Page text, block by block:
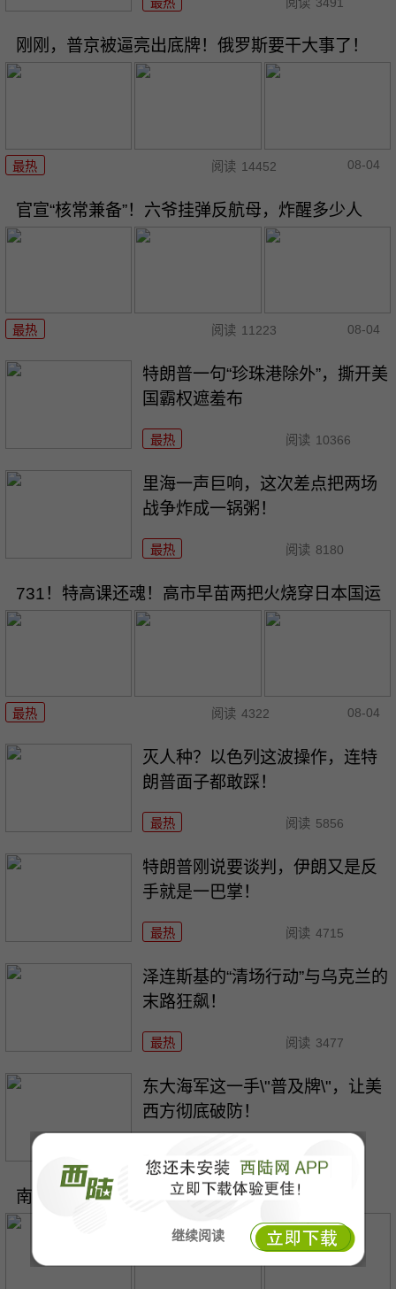
继续阅读
刚刚，普京被逼亮出底牌！俄罗斯要干大事了！
最热 阅读 14452 08-04
官宣“核常兼备”！六爷挂弹反航母，炸醒多少人
最热 阅读 11223 08-04
特朗普一句“珍珠港除外”，撕开美
国霸权遮羞布
最热 阅读 10366
里海一声巨响，这次差点把两场
战争炸成一锅粥！
最热 阅读 8180
731！特高课还魂！高市早苗两把火烧穿日本国运
最热 阅读 4322 08-04
灭人种？以色列这波操作，连特
朗普面子都敢踩！
最热 阅读 5856
特朗普刚说要谈判，伊朗又是反
手就是一巴掌！
最热 阅读 4715
泽连斯基的“清场行动”与乌克兰的
末路狂飙！
最热 阅读 3477
东大海军这一手\"普及牌\"，让美
西方彻底破防！
南海6天禁航，东大摆下“阳谋棋”，锤炼铁拳头！